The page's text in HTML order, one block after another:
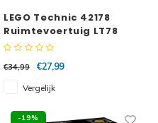
LEGO Technic 42178
Ruimtevoertuig LT78
€34,99
€27,99
Vergelijk
-19%